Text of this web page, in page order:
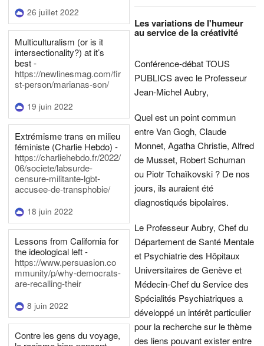
26 juillet 2022
Multiculturalism (or is it
intersectionality?) at it’s
best -
https://newlinesmag.com/fir
st-person/marianas-son/
19 juin 2022
Extrémisme trans en milieu
féministe (Charlie Hebdo) -
https://charliehebdo.fr/2022/
06/societe/labsurde-
censure-militante-lgbt-
accusee-de-transphobie/
18 juin 2022
Lessons from California for
the ideological left -
https://www.persuasion.co
mmunity/p/why-democrats-
are-recalling-their
8 juin 2022
Contre les gens du voyage,
Les variations de l'humeur
au service de la créativité
Conférence-débat TOUS
PUBLICS avec le Professeur
Jean-Michel Aubry,
Quel est un point commun
entre Van Gogh, Claude
Monnet, Agatha Christie, Alfred
de Musset, Robert Schuman
ou Piotr Tchaïkovski ? De nos
jours, ils auraient été
diagnostiqués bipolaires.
Le Professeur Aubry, Chef du
Département de Santé Mentale
et Psychiatrie des Hôpitaux
Universitaires de Genève et
Médecin-Chef du Service des
Spécialités Psychiatriques a
développé un intérêt particulier
pour la recherche sur le thème
des liens pouvant exister entre